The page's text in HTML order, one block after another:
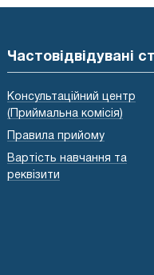
Частовідвідувані
Консультаційний центр
(Приймальна комісія)
Правила прийому
Вартість навчання та
реквізити